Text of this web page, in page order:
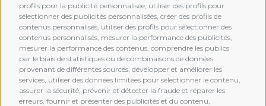
profils pour la publicité personnalisée, utiliser des profils pour
sélectionner des publicités personnalisées, créer des profils de
contenus personnalisés, utiliser des profils pour sélectionner des
contenus personnalisés, mesurer la performance des publicités,
mesurer la performance des contenus, comprendre les publics
par le biais de statistiques ou de combinaisons de données
provenant de différentes sources, développer et améliorer les
services, utiliser des données limitées pour sélectionner le contenu,
assurer la sécurité, prévenir et détecter la fraude et réparer les
erreurs, fournir et présenter des publicités et du contenu,